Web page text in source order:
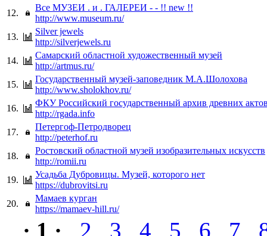
12.
Все МУЗЕИ . и . ГАЛЕРЕИ - - !! new !!
http://www.museum.ru/
13.
Silver jewels
http://silverjewels.ru
14.
Самарский областной художественный музей
http://artmus.ru/
15.
Государственный музей-заповедник М.А.Шолохова
http://www.sholokhov.ru/
16.
ФКУ Российский государственный архив древних
http://rgada.info
17.
Петергоф-Петродворец
http://peterhof.ru
18.
Ростовский областной музей изобразительных искусств
http://romii.ru
19.
Усадьба Дубровицы. Музей, которого нет
https://dubrovitsi.ru
20.
Мамаев курган
https://mamaev-hill.ru/
· 1 · 2 3 4 5 6 7